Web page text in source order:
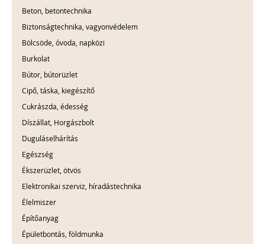
Beton, betontechnika
Biztonságtechnika, vagyonvédelem
Bölcsöde, óvoda, napközi
Burkolat
Bútor, bútorüzlet
Cipő, táska, kiegészítő
Cukrászda, édesség
Díszállat, Horgászbolt
Duguláselhárítás
Egészség
Ékszerüzlet, ötvös
Elektronikai szerviz, híradástechnika
Élelmiszer
Építőanyag
Épületbontás, földmunka